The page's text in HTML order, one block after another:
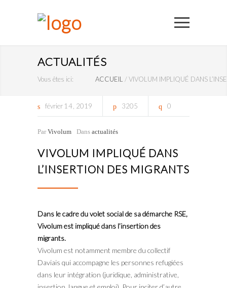
ACTUALITÉS
Vous êtes ici: ACCUEIL /VIVOLUM IMPLIQUÉ DANS
février 14 2019 3205 0
Par Vivolum Dans actualités
VIVOLUM IMPLIQUÉ DANS
L’INSERTION DES MIGRANTS
Dans le cadre du volet social de sa démarche RSE,
Vivolum est impliqué dans l’insertion des
migrants.
Vivolum est notamment membre du collectif
Daviais qui accompagne les personnes refugiées
dans leur intégration (juridique, administrative,